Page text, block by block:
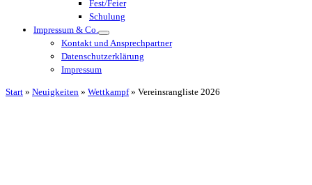
Fest/Feier
Schulung
Impressum & Co.
Kontakt und Ansprechpartner
Datenschutzerklärung
Impressum
Start » Neuigkeiten » Wettkampf » Vereinsrangliste 2026